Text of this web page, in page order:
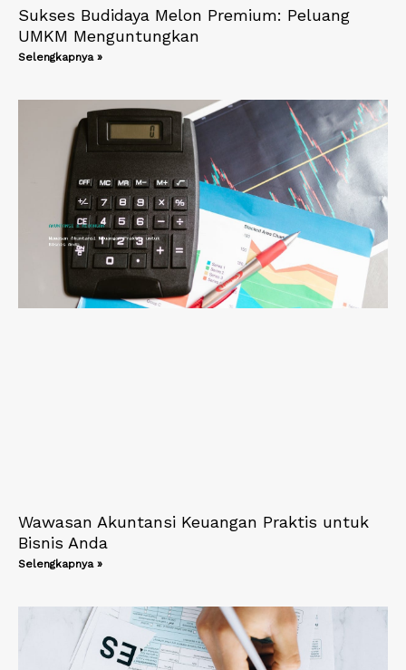
Sukses Budidaya Melon Premium: Peluang
UMKM Menguntungkan
Selengkapnya »
Wawasan Akuntansi Keuangan Praktis untuk
Bisnis Anda
Selengkapnya »